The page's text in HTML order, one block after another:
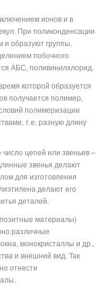
ионов и в
При поликонденсации
и образуют группы,
побочного
АБС, поливинилхлорид.
которой образуется
получается полимер,
полимеризации
т.е. разную длину
цепей или звеньев –
звенья делают
для изготовления
делают его
деталей.
материалы)
различные
монокристаллы и др.,
и внешний вид. Так
отнести